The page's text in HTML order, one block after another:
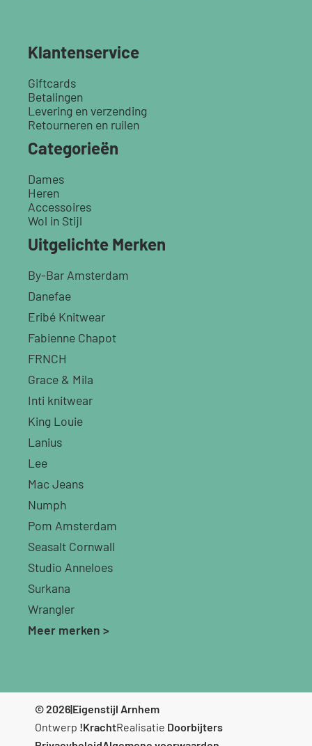
Klantenservice
Giftcards
Betalingen
Levering en verzending
Retourneren en ruilen
Categorieën
Dames
Heren
Accessoires
Wol in Stijl
Uitgelichte Merken
By-Bar Amsterdam
Danefae
Eribé Knitwear
Fabienne Chapot
FRNCH
Grace & Mila
Inti knitwear
King Louie
Lanius
Lee
Mac Jeans
Numph
Pom Amsterdam
Seasalt Cornwall
Studio Anneloes
Surkana
Wrangler
Meer merken >
© 2026|Eigenstijl Arnhem
Ontwerp !KrachtRealisatie Doorbijters